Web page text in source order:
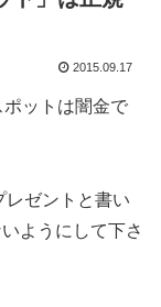
2015.09.17
ットは闇金で
レゼントと書い
ようにして下さ